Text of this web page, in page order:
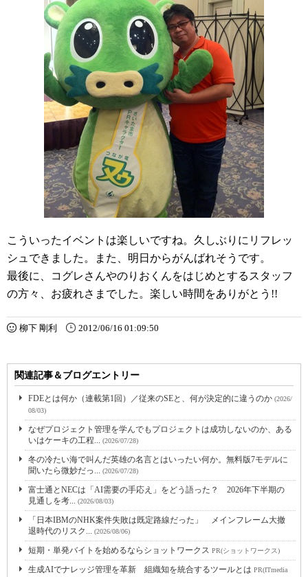
こういったイベントは楽しいですね。久しぶりにリフレッ
シュできました。また、明日からがんばれそうです。
最後に、コグレさんやのりおくんをはじめとするスタッフ
の方々、お疲れさまでした。楽しい時間をありがとう!!
柳下 剛利 2012/06/16 01:09:50
関連記事＆ブログエントリー
FDEとは何か（連載第1回）／従来のSEと、何が決定的に違うのか (2026/
08/03)
なぜプロジェクト管理を学んでもプロジェクトは成功しないのか、ある
いはケーキの工程... (2026/07/28)
冬の冷たい海で叫んだ英雄の名言とはいったい何か。無料版7モデルに
聞いたら微妙だっ... (2026/07/28)
富士通とNECは「AI需要の手応え」をどう語った？ 2026年下半期の
見通しを考... (2026/08/03)
「日本IBMのNHK案件失敗は既定路線だった」 メインフレーム大撤
退時代のリスク... (2026/08/06)
短期・単発バイトを始めるならショットワークス PR(ショットワークス)
生成AIでナレッジ管理を革新 組織知を統合するツールとは PR(ITmedia